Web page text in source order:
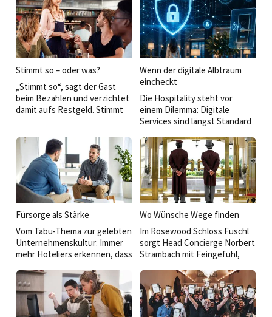
Stimmt so – oder was?
„Stimmt so“, sagt der Gast
beim Bezahlen und verzichtet
damit aufs Restgeld. Stimmt
Deutschland verändert sich –
vor allem durch digitale
Kassensysteme und weil
immer mehr Lokal­besucher
lieber mit Karte bezahlen.
Hinzu kommt aktuell das
Thema fixe Servicegebühr
Fragen auf – bei den Gästen,
beim Personal und bei den
Gastronomen. Ein neues
Konfliktfeld?
Wenn der digitale Albtraum
eincheckt
Die Hospitality steht vor
einem Dilemma: Digitale
Services sind längst Standard
erwartet. Mit jeder
Schnittstelle steigt aber die
potenzielle Angriffsfläche für
Cyberkriminelle. Der Umgang
mit den Risiken wird damit zur
strategischen Aufgabe.
Fürsorge als Stärke
Vom Tabu-Thema zur gelebten
Unternehmenskultur: Immer
mehr Hoteliers erkennen, dass
entscheidend für
Mitarbeiterzufriedenheit und
langfristige Bindung ist.
Wo Wünsche Wege finden
Im Rosewood Schloss Fuschl
sorgt Head Concierge Norbert
Strambach mit Feingefühl,
weitreichendem Netzwerk für
unvergessliche
Gästemomente – und
verkörpert eine